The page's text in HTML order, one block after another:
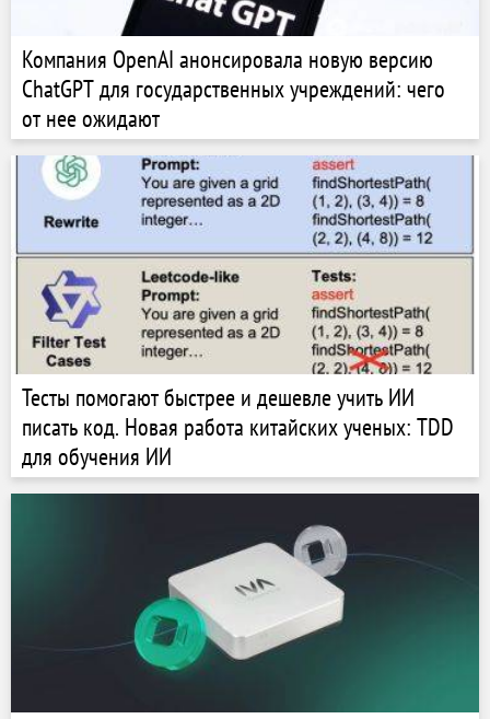
Компания OpenAI анонсировала новую версию
ChatGPT для государственных учреждений: чего
от нее ожидают
Тесты помогают быстрее и дешевле учить ИИ
писать код. Новая работа китайских ученых: TDD
для обучения ИИ